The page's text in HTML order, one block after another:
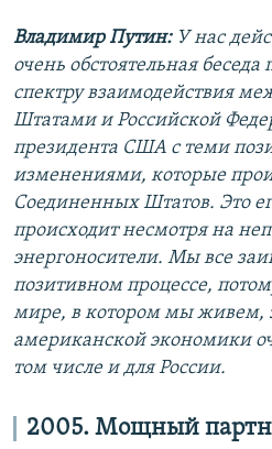
Владимир Путин:У нас
очень обстоятельная
спектру взаимодействия
Штатами и Российской
президента США с теми
изменениями, которые
Соединенных Штатов. Это
происходит несмотря на
энергоносители. Мы все
позитивном процессе,
мире, в котором мы живем,
американской экономики
том числе и для России.
2005. Мощный